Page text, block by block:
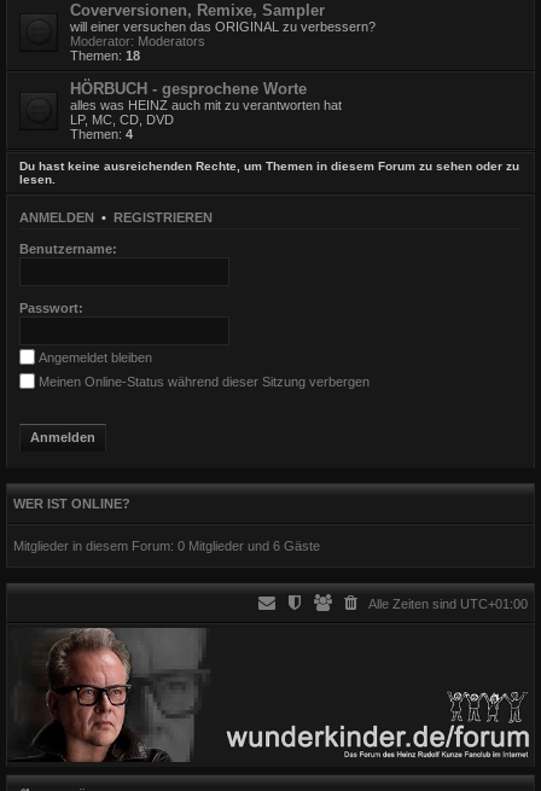
Coverversionen, Remixe, Sampler
will einer versuchen das ORIGINAL zu verbessern?
Moderator: Moderators
Themen: 18
HÖRBUCH - gesprochene Worte
alles was HEINZ auch mit zu verantworten hat
LP, MC, CD, DVD
Themen: 4
Du hast keine ausreichenden Rechte, um Themen in diesem Forum zu sehen oder zu
lesen.
ANMELDEN • REGISTRIEREN
Benutzername:
Passwort:
Angemeldet bleiben
Meinen Online-Status während dieser Sitzung verbergen
WER IST ONLINE?
Mitglieder in diesem Forum: 0 Mitglieder und 6 Gäste
Alle Zeiten sind UTC+01:00